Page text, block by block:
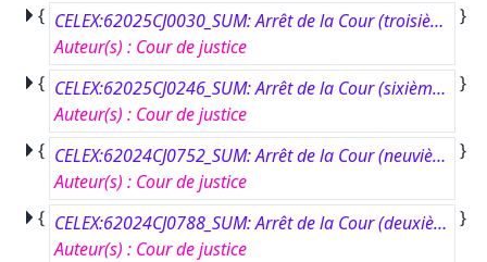
{
CELEX:62025CJ0030_SUM: Arrêt de la Cour (troisième chambre) du 30 avril 2026.#Procédure pénale contre FR.#Renvoi préjudiciel – Protocole (no 7) sur les privilèges et immunités de l’Union européenne – Article 10 – Membres du Comité économique et social européen (CESE) – Levée d’immunité – Membre ayant eu son immunité levée dans le cadre de poursuites judiciaires pour des faits pénalement répréhensibles – Nomination dans le cadre d’une nouvelle législature – Absence de nécessité d’une nouvelle levée d’immunité pour les mêmes faits.#Affaire C-30/25.
Auteur(s) : Cour de justice
}
{
CELEX:62025CJ0246_SUM: Arrêt de la Cour (sixième chambre) du 30 avril 2026.#AS contre BNP Paribas Bank Polska S.A.#Renvoi préjudiciel – Clauses abusives dans les contrats conclus avec les consommateurs – Directive 93/13/CEE – Effets de la constatation du caractère abusif d’une clause – Avenant à un contrat de prêt hypothécaire – Conséquences de la nullité de cet avenant sur la validité de ce contrat – Principes d’effectivité et de proportionnalité – Effet dissuasif – Conditions de subsistance du contrat – Obligations du juge national.#Affaire C-246/25.
Auteur(s) : Cour de justice
}
{
CELEX:62024CJ0752_SUM: Arrêt de la Cour (neuvième chambre) du 16 avril 2026.#mBank S.A. contre KŁ et JŁ.#Renvoi préjudiciel – Protection des consommateurs – Directive 93/13/CEE – Clauses abusives dans les contrats conclus avec les consommateurs – Effets de la constatation du caractère abusif d’une clause – Nullité du contrat de crédit – Actions en restitution – Délai de prescription de l’action du professionnel – Interruption du délai de prescription – Principe d’effectivité – Principe de sécurité juridique – Principe de proportionnalité – Droit d’accès à un tribunal – Enrichissement sans cause.#Affaire C-752/24.
Auteur(s) : Cour de justice
}
{
CELEX:62024CJ0788_SUM: Arrêt de la Cour (deuxième chambre) du 9 juillet 2026.#Anne Frank Fonds contre Anne Frank Stichting e.a.#Renvoi préjudiciel – Propriété intellectuelle – Droit d’auteur et droits voisins – Directive 2001/29/CE – Article 3, paragraphe 1 – Notion de “communication au public” – Article 6, paragraphe 3 – Mesures techniques efficaces – Œuvre tombée dans le domaine public dans certains États membres et encore protégée par un droit d’auteur dans un autre État membre – Publication de cette œuvre sur un site Internet – Mesure de blocage géographique destinée à empêcher l’accès à ce site à partir de l’État membre dans lequel l’œuvre est encore protégée – Possibilité de contourner cette mesure au moyen d’un réseau privé virtuel [virtual private network (VPN)] ou d’un service similaire.#Affaire C-788/24.
Auteur(s) : Cour de justice
}